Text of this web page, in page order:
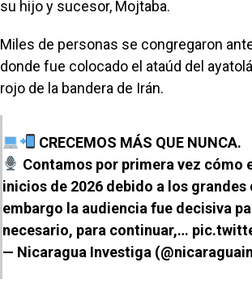
su hijo y sucesor, Mojtaba.
Miles de personas se congregaron
donde fue colocado el ataúd del
rojo de la bandera de Irán.
CRECEMOS MÁS QUE NUNCA.
Contamos por primera vez cómo
inicios de 2026 debido a los
embargo la audiencia fue decisiva
necesario, para continuar,…
— Nicaragua Investiga